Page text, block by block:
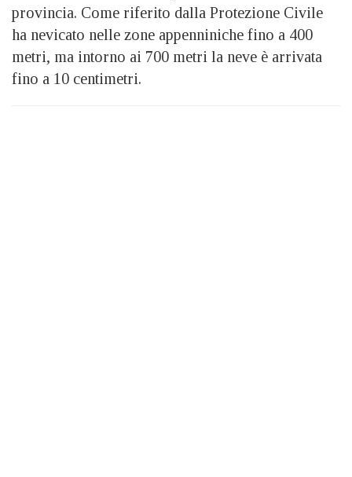
provincia. Come riferito dalla Protezione Civile
ha nevicato nelle zone appenniniche fino a 400
metri, ma intorno ai 700 metri la neve è arrivata
fino a 10 centimetri.